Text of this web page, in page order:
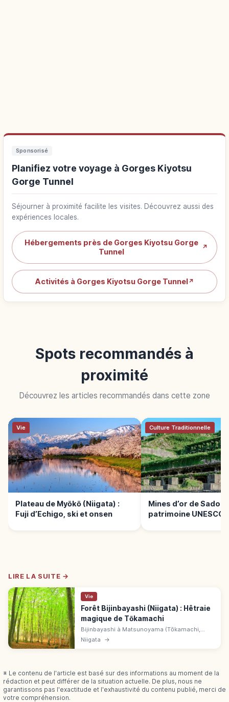
Sponsorisé
Planifiez votre voyage à Gorges Kiyotsu
Gorge Tunnel
Séjourner à proximité facilite les visites. Découvrez aussi des
expériences locales.
Hébergements près de Gorges Kiyotsu Gorge
Tunnel
↗
Activités à Gorges Kiyotsu Gorge Tunnel↗
Spots recommandés à
proximité
Découvrez les articles recommandés dans cette zone
Vie
Plateau de Myōkō (Niigata) :
Fuji d’Echigo, ski et onsen
Culture Traditionnelle
Mines d’or de Sado :
patrimoine UNESCO
LIRE LA SUITE →
Vie
Forêt Bijinbayashi (Niigata) : Hêtraie
magique de Tōkamachi
Bijinbayashi à Matsunoyama (Tōkamachi,
Niigata), hêtraie régénérée aux troncs élancés.
Ambiance magique en 4 saisons, accès libre
Niigata →
※ Le contenu de l'article est basé sur des informations au moment de la
rédaction et peut différer de la situation actuelle. De plus, nous ne
garantissons pas l'exactitude et l'exhaustivité du contenu publié, merci de
votre compréhension.